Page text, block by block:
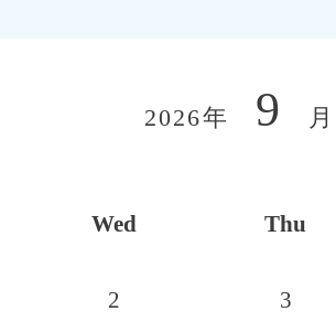
2026年 9 月
Wed Thu
2 3